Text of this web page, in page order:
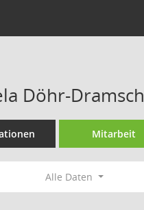
Döhr-Dramsch
Mitarbeit
Alle Daten